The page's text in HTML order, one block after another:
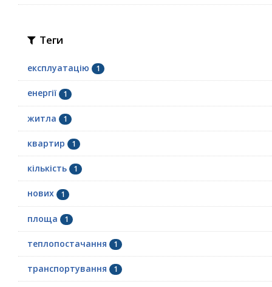
Теги
експлуатацію 1
енергії 1
житла 1
квартир 1
кількість 1
нових 1
площа 1
теплопостачання 1
транспортування 1